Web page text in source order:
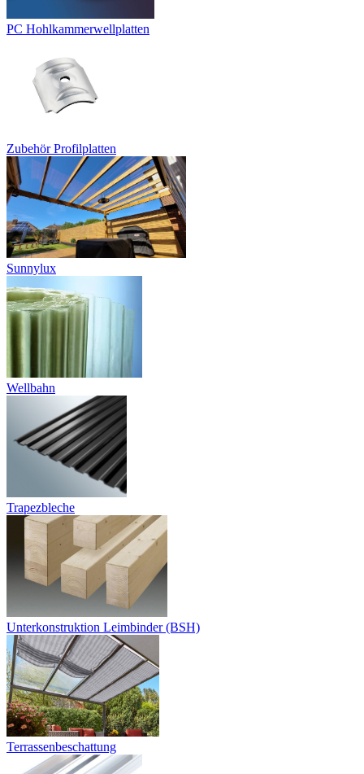
PC Hohlkammerwellplatten
Zubehör Profilplatten
Sunnylux
Wellbahn
Trapezbleche
Unterkonstruktion Leimbinder (BSH)
Terrassenbeschattung